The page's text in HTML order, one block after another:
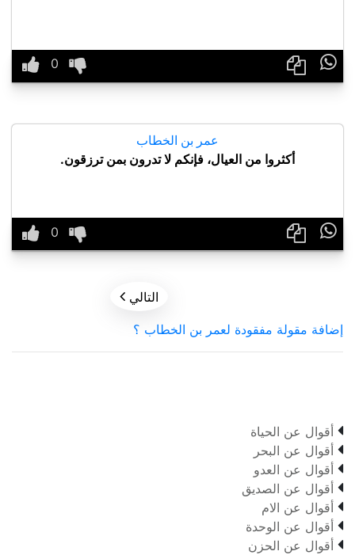

عمر بن الخطاب
أكثروا من العيال، فإنكم لا تدرون بمن ترزقون.

التالي 
إضافة مقولة مفقودة لعمر بن الخطاب ؟
 أقوال عن الحياة
 أقوال عن البحر
 أقوال عن العدو
 أقوال عن الصديق
 أقوال عن الام
 أقوال عن الوحدة
 أقوال عن الحزن